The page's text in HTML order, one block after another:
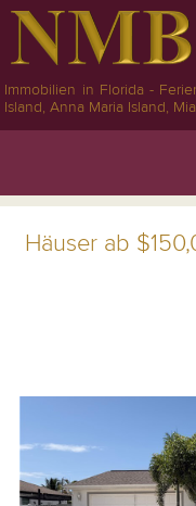
Immobilien in Florida -
Island, Anna Maria Island,
Häuser ab